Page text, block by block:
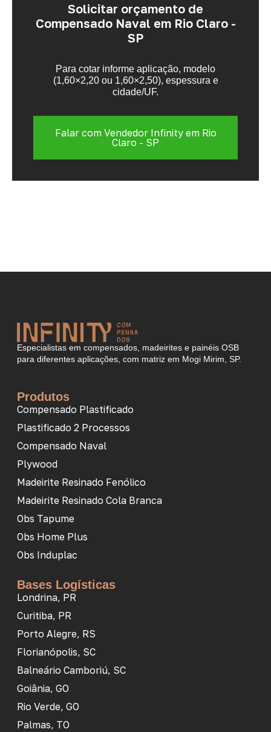
Solicitar orçamento de
Compensado Naval em Rio Claro -
SP
Para cotar informe aplicação, modelo
(1,60×2,20 ou 1,60×2,50), espessura e
cidade/UF.
Falar com Vendedor Infinity em Rio
Claro - SP
Especialistas em compensados, madeirites e painéis OSB
para diferentes aplicações, com matriz em Mogi Mirim, SP.
Produtos
Compensado Plastificado
Plastificado 2 Processos
Compensado Naval
Plywood
Madeirite Resinado Fenólico
Madeirite Resinado Cola Branca
Obs Tapume
Obs Home Plus
Obs Induplac
Bases Logísticas
Londrina, PR
Curitiba, PR
Porto Alegre, RS
Florianópolis, SC
Balneário Camboriú, SC
Goiânia, GO
Rio Verde, GO
Palmas, TO